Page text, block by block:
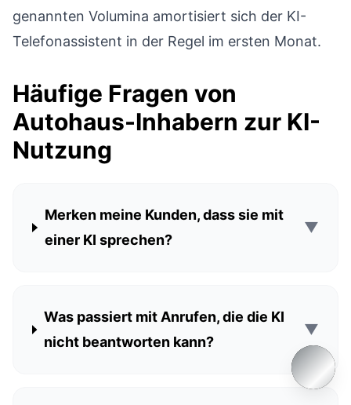
genannten Volumina amortisiert sich der KI-
Telefonassistent in der Regel im ersten Monat.
Häufige Fragen von
Autohaus-Inhabern zur KI-
Nutzung
Merken meine Kunden, dass sie mit
einer KI sprechen?
▼
Was passiert mit Anrufen, die die KI
nicht beantworten kann?
▼